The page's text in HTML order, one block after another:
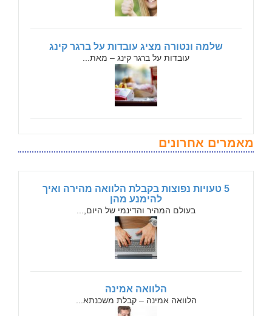
שלמה ונטורה מציג עובדות על ברגר קינג
עובדות על ברגר קינג – מאת...
מאמרים אחרונים
5 טעויות נפוצות בקבלת הלוואה מהירה ואיך
להימנע מהן
בעולם המהיר והדינמי של היום,...
הלוואה אמינה
הלוואה אמינה – קבלת משכנתא...